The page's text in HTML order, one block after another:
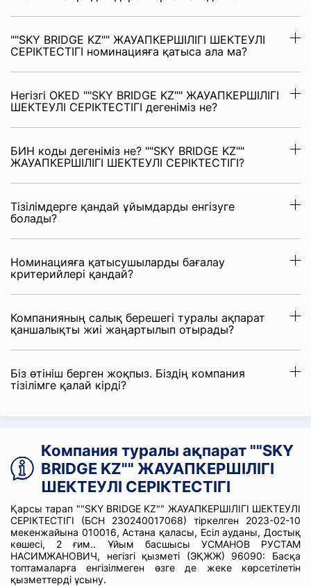
""SKY BRIDGE KZ"" ЖАУАПКЕРШІЛІГІ ШЕКТЕУЛІ
СЕРІКТЕСТІГІ номинацияға қатыса ала ма?
Негізгі OKED ""SKY BRIDGE KZ"" ЖАУАПКЕРШІЛІГІ
ШЕКТЕУЛІ СЕРІКТЕСТІГІ дегеніміз не?
БИН коды дегеніміз не? ""SKY BRIDGE KZ""
ЖАУАПКЕРШІЛІГІ ШЕКТЕУЛІ СЕРІКТЕСТІГІ?
Тізілімдерге қандай ұйымдарды енгізуге
болады?
Номинацияға қатысушыларды бағалау
критерийлері қандай?
Компанияның салық берешегі туралы ақпарат
қаншалықты жиі жаңартылып отырады?
Біз өтініш берген жоқпыз. Біздің компания
тізілімге қалай кірді?
Компания туралы ақпарат ""SKY
BRIDGE KZ"" ЖАУАПКЕРШІЛІГІ
ШЕКТЕУЛІ СЕРІКТЕСТІГІ
Қарсы тарап ""SKY BRIDGE KZ"" ЖАУАПКЕРШІЛІГІ ШЕКТЕУЛІ
СЕРІКТЕСТІГІ (БСН 230240017068) тіркелген 2023-02-10
мекенжайына 010016, Астана қаласы, Есіл ауданы, Достық
көшесі, 2 ғим.. Ұйым басшысы УСМАНОВ РУСТАМ
НАСИМЖАНОВИЧ, негізгі қызметі (ЭҚЖЖ) 96090: Басқа
топтамаларға енгізілмеген өзге де жеке көрсетілетін
қызметтерді ұсыну.